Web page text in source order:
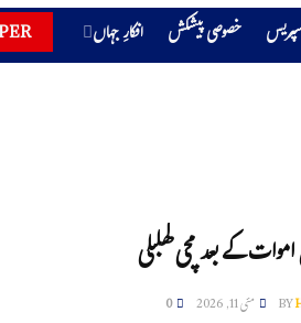
خصوصی پیشکش افکارِ جہاں
کے بعد مچی کھلبلی
BY مئی 11, 2026 0